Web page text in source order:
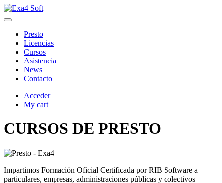
Presto
Licencias
Cursos
Asistencia
News
Contacto
Acceder
My cart
CURSOS DE PRESTO
Impartimos Formación Oficial Certificada por RIB Software a
particulares, empresas, administraciones públicas y colectivos